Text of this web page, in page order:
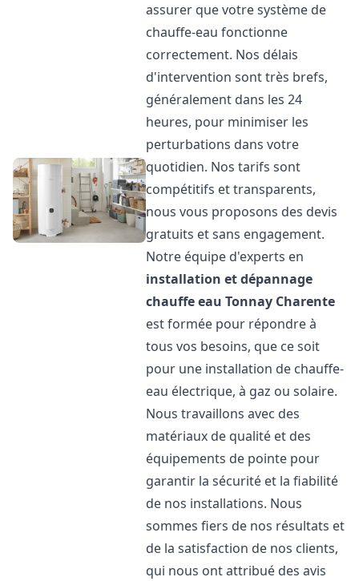
assurer que votre système de
chauffe-eau fonctionne
correctement. Nos délais
d'intervention sont très brefs,
généralement dans les 24
heures, pour minimiser les
perturbations dans votre
quotidien. Nos tarifs sont
compétitifs et transparents,
nous vous proposons des devis
gratuits et sans engagement.
Notre équipe d'experts en
installation et dépannage
chauffe eau Tonnay Charente
est formée pour répondre à
tous vos besoins, que ce soit
pour une installation de chauffe-
eau électrique, à gaz ou solaire.
Nous travaillons avec des
matériaux de qualité et des
équipements de pointe pour
garantir la sécurité et la fiabilité
de nos installations. Nous
sommes fiers de nos résultats et
de la satisfaction de nos clients,
qui nous ont attribué des avis